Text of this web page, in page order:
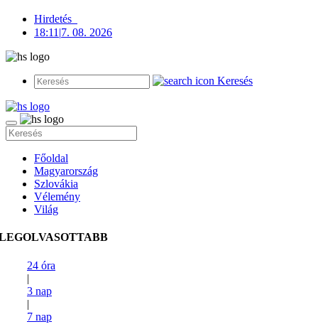
Hirdetés
18:11 |7. 08. 2026
Keresés
Főoldal
Magyarország
Szlovákia
Vélemény
Világ
24 óra
|
3 nap
|
7 nap